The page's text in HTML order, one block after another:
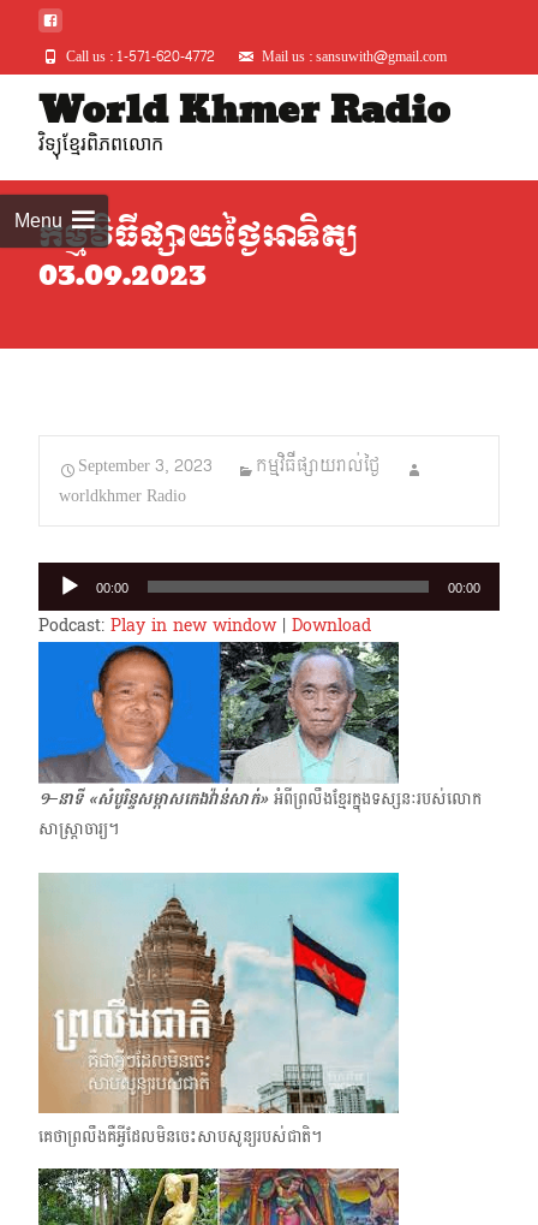
Call us : 1-571-620-4772 Mail us : sansuwith@gmail.com
World Khmer Radio
វិទ្យុខ្មែរពិភពលោក
Menuកម្មវិធីផ្សាយថ្ងៃអាទិត្យ
03.09.2023
September 3, 2023
កម្មវិធីផ្សាយរាល់ថ្ងៃ
worldkhmer Radio
Audio
Player
00:00 00:00
Podcast: Play in new window| Download
១–នាទី «សំបូរិន្ទសម្ភាសកេងវ៉ាន់សាក់»អំពីព្រលឹងខ្មែរ​ក្នុងទស្សនៈរបស់លោក
សាស្ត្រាចារ្យ។
គេថាព្រលឹងគឺអ្វីដែលមិនចេះសាបសូន្យរបស់ជាតិ។